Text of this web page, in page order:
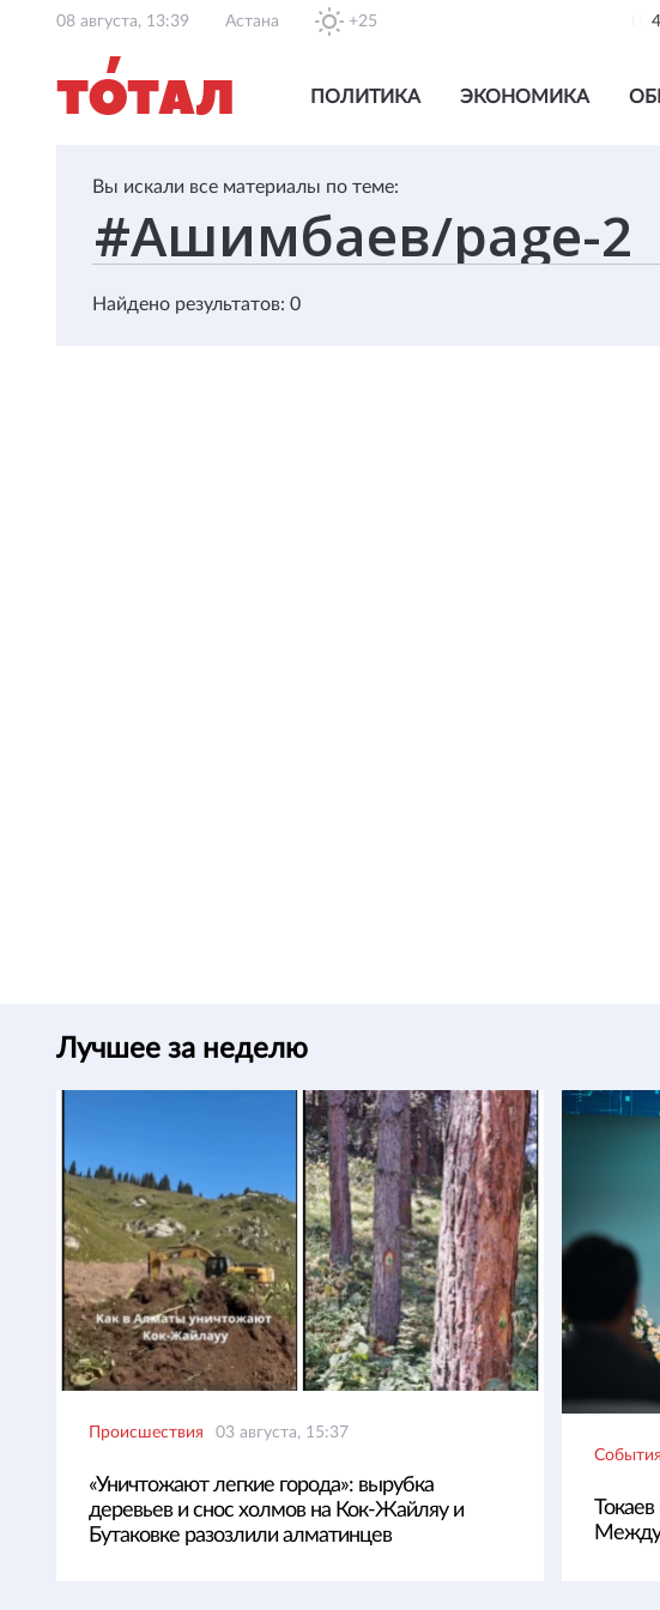
08 августа, 13:39 Астана +25
ПОЛИТИКА ЭКОНОМИКА
Вы искали все материалы по теме:
Найдено результатов: 0
Лучшее за неделю
Происшествия 03 августа, 15:37
«Уничтожают легкие города»: вырубка
деревьев и снос холмов на Кок-Жайляу и
Бутаковке разозлили алматинцев
События